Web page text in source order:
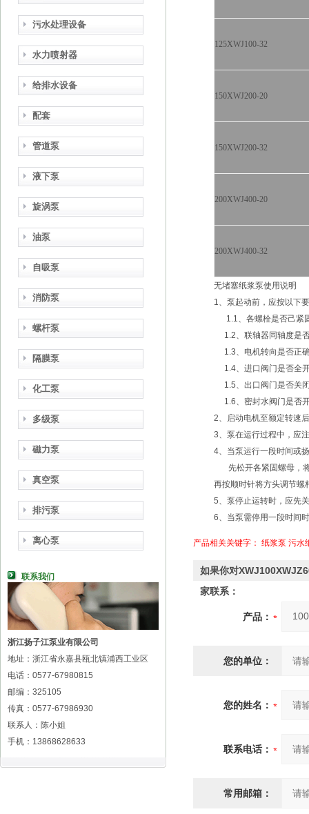
污水处理设备
水力喷射器
给排水设备
配套
管道泵
液下泵
旋涡泵
油泵
自吸泵
消防泵
螺杆泵
隔膜泵
化工泵
多级泵
磁力泵
真空泵
排污泵
离心泵
联系我们
浙江扬子江泵业有限公司
地址：浙江省永嘉县瓯北镇浦西工业区
电话：0577-67980815
邮编：325105
传真：0577-67986930
联系人：陈小姐
手机：13868628633
125XWJ100-32
150XWJ200-20
150XWJ200-32
200XWJ400-20
200XWJ400-32
无堵塞纸浆泵使用说明
1、泵起动前，应按以下
1.1、各螺栓是否己紧
1.2、联轴器同轴度是
1.3、电机转向是否
1.4、进口阀门是否全
1.5、出口阀门是否关
1.6、密封水阀门是否
2、启动电机至额定转速
3、泵在运行过程中，应
4、当泵运行一段时间或
先松开各紧固螺母，将
再按顺时针将方头调节螺
5、泵停止运转时，应先
6、当泵需停用一段时间
产品相关关键字： 纸浆泵 污水
如果你对
家联系：
产品：
您的单位：
您的姓名：
联系电话：
常用邮箱：